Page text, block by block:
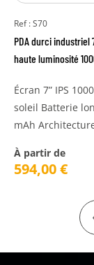
Ref : S70
PDA durci industriel
haute luminosité
Écran 7” IPS
soleil Batterie
mAh
À partir de
594,00€